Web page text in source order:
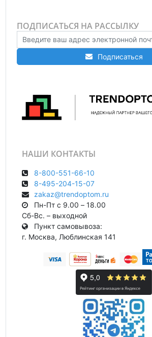
ПОДПИСАТЬСЯ НА РАССЫЛКУ
Подписаться
НАШИ КОНТАКТЫ
8-800-551-66-10
8-495-204-15-07
zakaz@trendoptom.ru
Пн-Пт с 9.00 – 18.00
Сб-Вс. – выходной
Пункт самовывоза:
г. Москва, Люблинская 141